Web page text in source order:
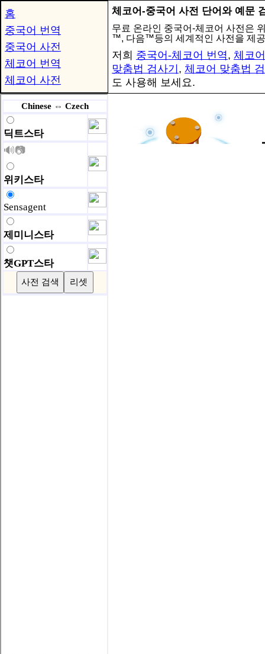
홈
중국어 번역
중국어 사전
체코어 번역
체코어 사전
체코어-중국어 사전 단어와 예문
무료 온라인 중국어-체코어 사전은
™, 다음™등의 세계적인 사전을 제
저희 중국어-체코어 번역, 체코
맞춤법 검사기 , 체코어 맞춤법
도 사용해 보세요.